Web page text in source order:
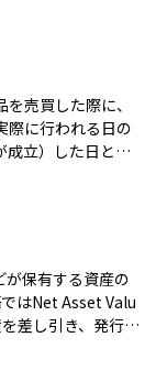
売買した際に、
際に行われる日の
成立）した日とは
して株主権利
資産運用や税務
日（受渡日）を
ュール上の概念と
が保有する資産の
はNet Asset Valu
差し引き、発行口